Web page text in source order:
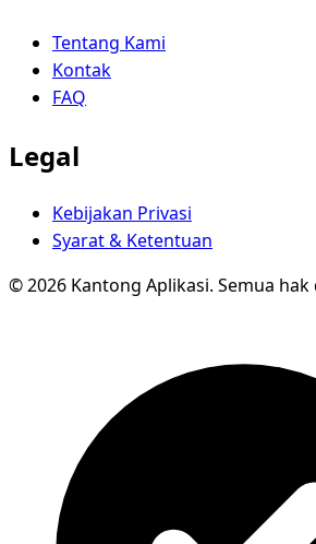
Tentang Kami
Kontak
FAQ
Legal
Kebijakan Privasi
Syarat & Ketentuan
© 2026 Kantong Aplikasi. Semua